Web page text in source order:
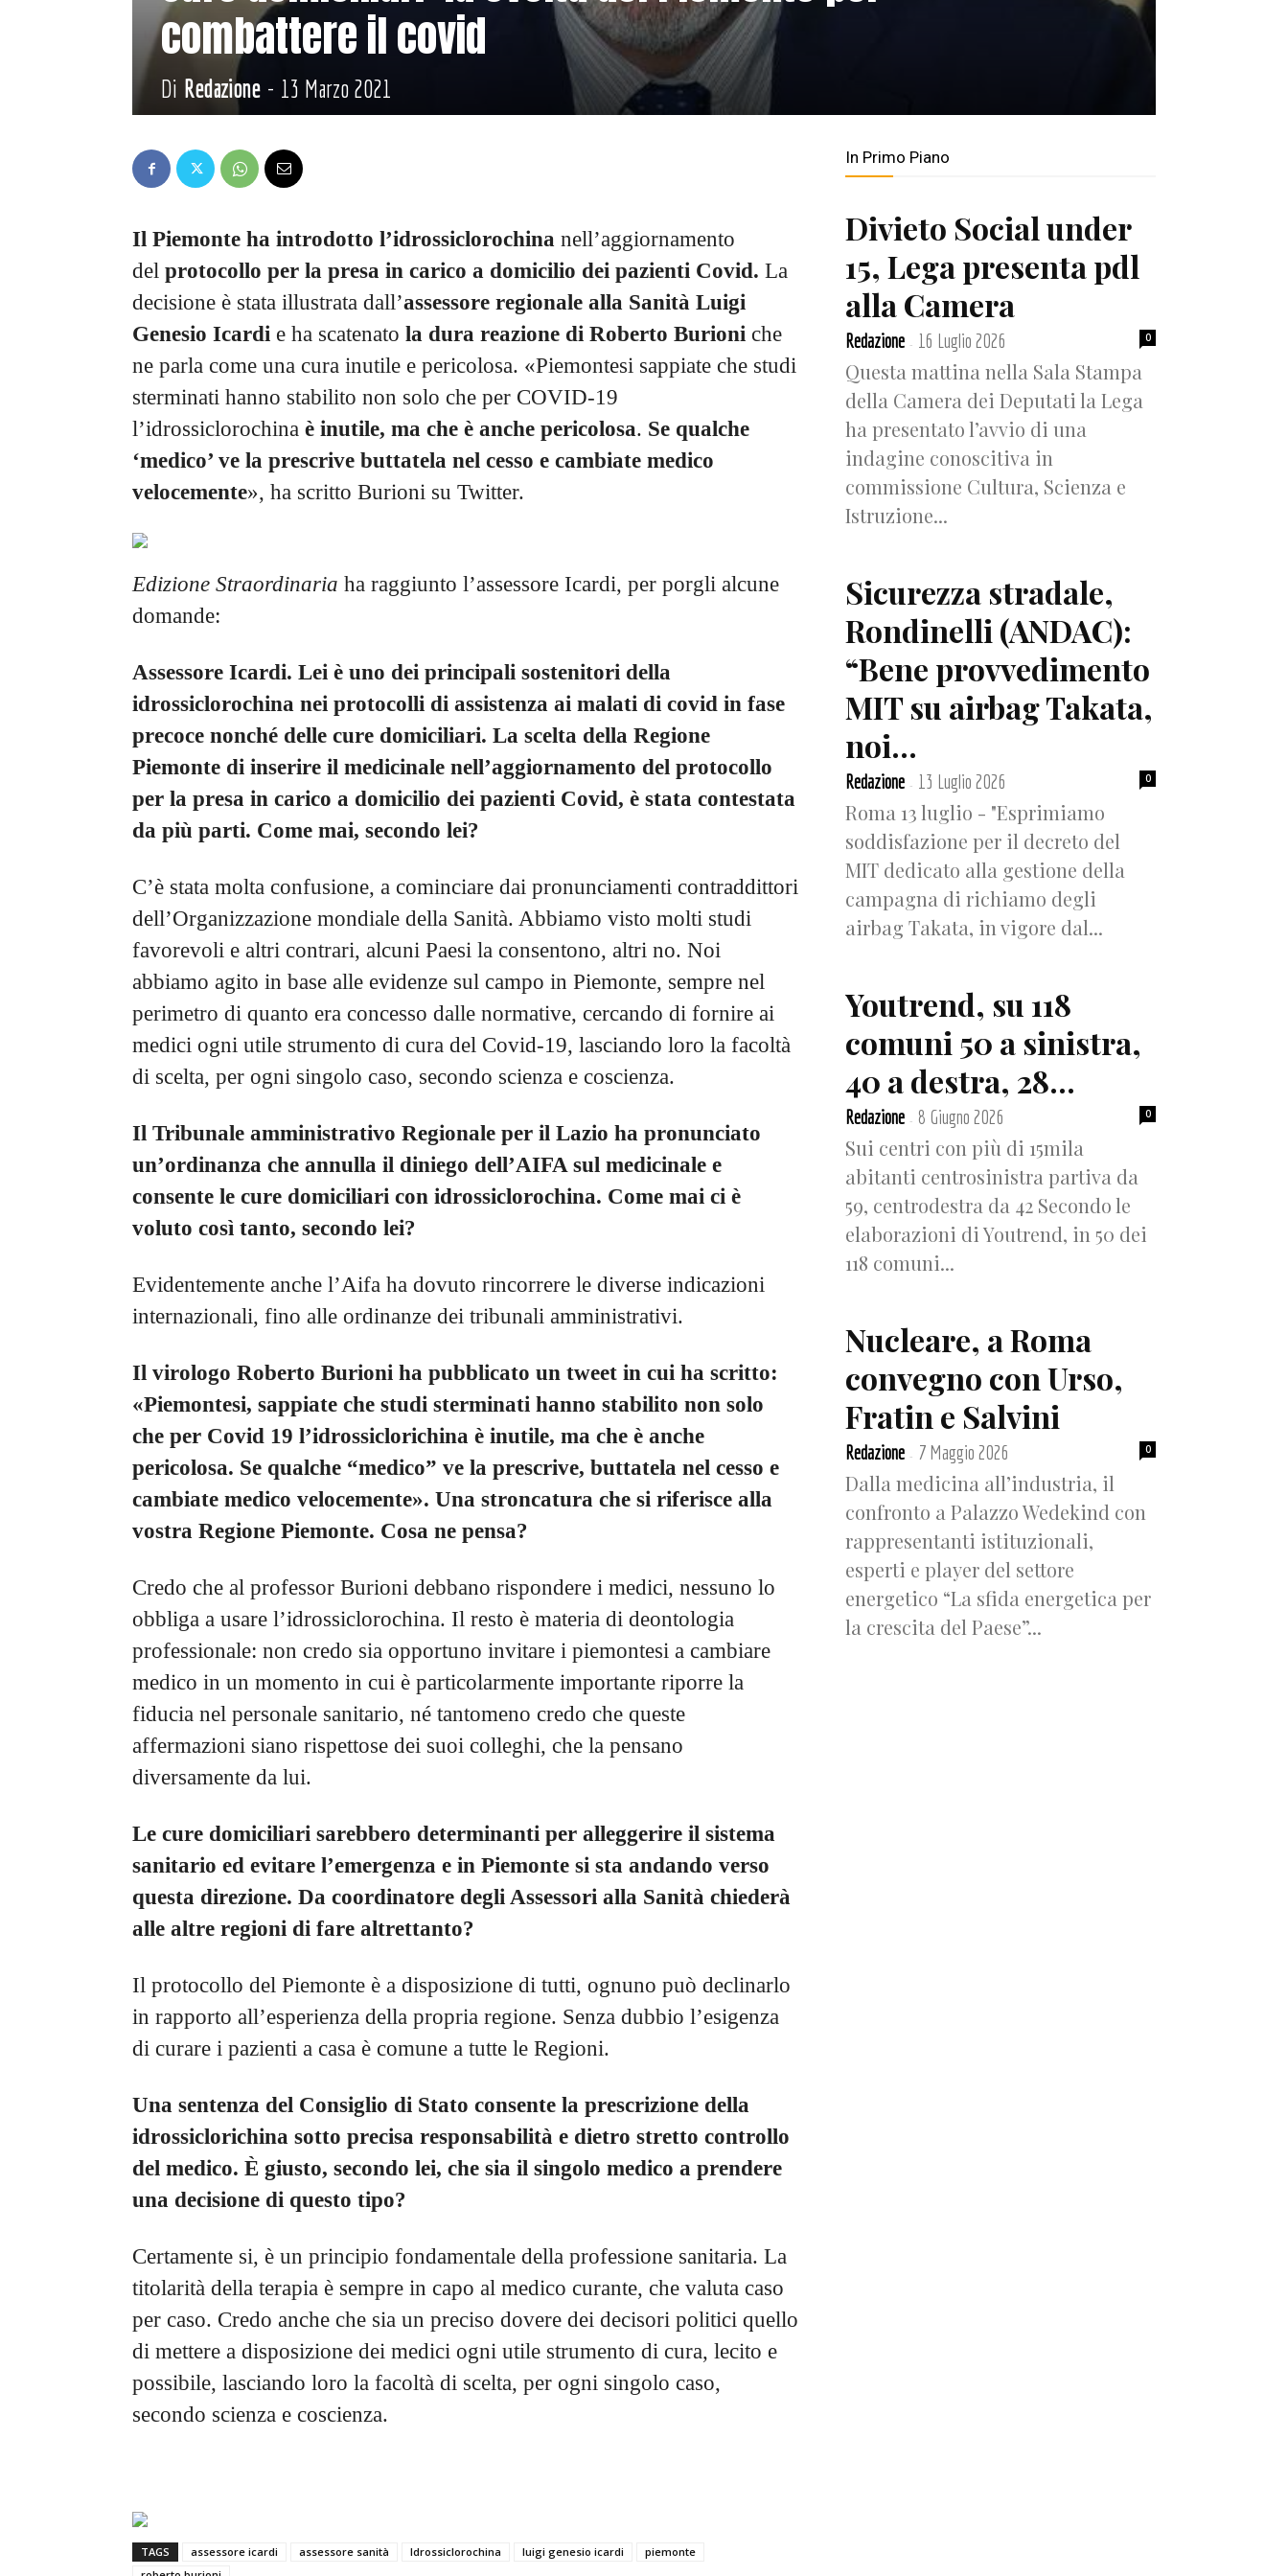
combattere il covid
Di Redazione - 13 Marzo 2021
Il Piemonte ha introdotto l’idrossiclorochina nell’aggiornamento
del protocollo per la presa in carico a domicilio dei pazienti Covid. La
decisione è stata illustrata dall’assessore regionale alla Sanità Luigi
Genesio Icardi e ha scatenato la dura reazione di Roberto Burioni che
ne parla come una cura inutile e pericolosa. «Piemontesi sappiate che studi
sterminati hanno stabilito non solo che per COVID-19
l’idrossiclorochina è inutile, ma che è anche pericolosa. Se qualche
‘medico’ ve la prescrive buttatela nel cesso e cambiate medico
velocemente», ha scritto Burioni su Twitter.
Edizione Straordinaria ha raggiunto l’assessore Icardi, per porgli alcune
domande:
Assessore Icardi. Lei è uno dei principali sostenitori della
idrossiclorochina nei protocolli di assistenza ai malati di covid in fase
precoce nonché delle cure domiciliari. La scelta della Regione
Piemonte di inserire il medicinale nell’aggiornamento del protocollo
per la presa in carico a domicilio dei pazienti Covid, è stata contestata
da più parti. Come mai, secondo lei?
C’è stata molta confusione, a cominciare dai pronunciamenti contraddittori
dell’Organizzazione mondiale della Sanità. Abbiamo visto molti studi
favorevoli e altri contrari, alcuni Paesi la consentono, altri no. Noi
abbiamo agito in base alle evidenze sul campo in Piemonte, sempre nel
perimetro di quanto era concesso dalle normative, cercando di fornire ai
medici ogni utile strumento di cura del Covid-19, lasciando loro la facoltà
di scelta, per ogni singolo caso, secondo scienza e coscienza.
Il Tribunale amministrativo Regionale per il Lazio ha pronunciato
un’ordinanza che annulla il diniego dell’AIFA sul medicinale e
consente le cure domiciliari con idrossiclorochina. Come mai ci è
voluto così tanto, secondo lei?
Evidentemente anche l’Aifa ha dovuto rincorrere le diverse indicazioni
internazionali, fino alle ordinanze dei tribunali amministrativi.
Il virologo Roberto Burioni ha pubblicato un tweet in cui ha scritto:
«Piemontesi, sappiate che studi sterminati hanno stabilito non solo
che per Covid 19 l’idrossiclorichina è inutile, ma che è anche
pericolosa. Se qualche “medico” ve la prescrive, buttatela nel cesso e
cambiate medico velocemente». Una stroncatura che si riferisce alla
vostra Regione Piemonte. Cosa ne pensa?
Credo che al professor Burioni debbano rispondere i medici, nessuno lo
obbliga a usare l’idrossiclorochina. Il resto è materia di deontologia
professionale: non credo sia opportuno invitare i piemontesi a cambiare
medico in un momento in cui è particolarmente importante riporre la
fiducia nel personale sanitario, né tantomeno credo che queste
affermazioni siano rispettose dei suoi colleghi, che la pensano
diversamente da lui.
Le cure domiciliari sarebbero determinanti per alleggerire il sistema
sanitario ed evitare l’emergenza e in Piemonte si sta andando verso
questa direzione. Da coordinatore degli Assessori alla Sanità chiederà
alle altre regioni di fare altrettanto?
Il protocollo del Piemonte è a disposizione di tutti, ognuno può declinarlo
in rapporto all’esperienza della propria regione. Senza dubbio l’esigenza
di curare i pazienti a casa è comune a tutte le Regioni.
Una sentenza del Consiglio di Stato consente la prescrizione della
idrossiclorichina sotto precisa responsabilità e dietro stretto controllo
del medico. È giusto, secondo lei, che sia il singolo medico a prendere
una decisione di questo tipo?
Certamente si, è un principio fondamentale della professione sanitaria. La
titolarità della terapia è sempre in capo al medico curante, che valuta caso
per caso. Credo anche che sia un preciso dovere dei decisori politici quello
di mettere a disposizione dei medici ogni utile strumento di cura, lecito e
possibile, lasciando loro la facoltà di scelta, per ogni singolo caso,
secondo scienza e coscienza.
TAGS assessore icardi assessore sanità Idrossiclorochina luigi genesio icardi
piemonte
In Primo Piano
Divieto Social under
15, Lega presenta pdl
alla Camera
Redazione - 16 Luglio 2026 0
Questa mattina nella Sala Stampa
della Camera dei Deputati la Lega
ha presentato l’avvio di una
indagine conoscitiva in
commissione Cultura, Scienza e
Istruzione...
Sicurezza stradale,
Rondinelli (ANDAC):
“Bene provvedimento
MIT su airbag Takata,
noi...
Redazione - 13 Luglio 2026 0
Roma 13 luglio - "Esprimiamo
soddisfazione per il decreto del
MIT dedicato alla gestione della
campagna di richiamo degli
airbag Takata, in vigore dal...
Youtrend, su 118
comuni 50 a sinistra,
40 a destra, 28...
Redazione - 8 Giugno 2026 0
Sui centri con più di 15mila
abitanti centrosinistra partiva da
59, centrodestra da 42 Secondo le
elaborazioni di Youtrend, in 50 dei
118 comuni...
Nucleare, a Roma
convegno con Urso,
Fratin e Salvini
Redazione - 7 Maggio 2026 0
Dalla medicina all’industria, il
confronto a Palazzo Wedekind con
rappresentanti istituzionali,
esperti e player del settore
energetico “La sfida energetica per
la crescita del Paese”...